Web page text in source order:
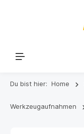
Du bist hier: Home
Werkzeugaufnahmen